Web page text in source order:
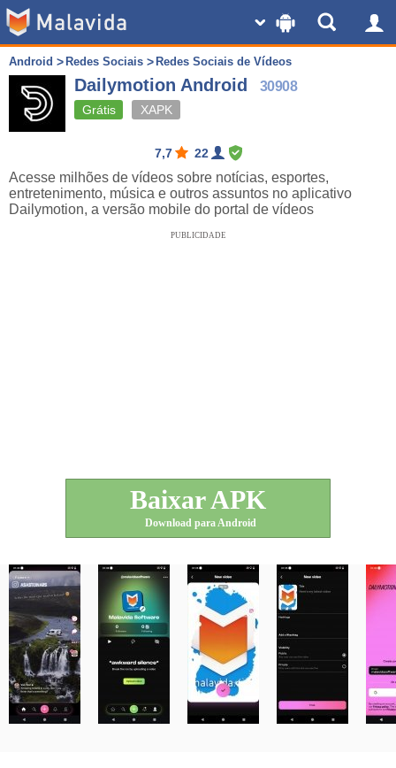
Android Redes Sociais Redes Sociais de Vídeos
Dailymotion Android 30908
Grátis XAPK
7,7 22
Acesse milhões de vídeos sobre notícias, esportes,
entretenimento, música e outros assuntos no aplicativo
Dailymotion, a versão mobile do portal de vídeos
PUBLICIDADE
Baixar APK
Download para Android